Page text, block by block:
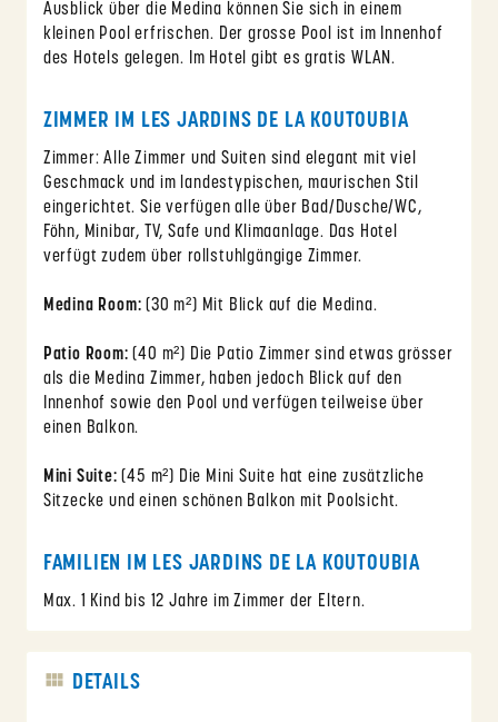
Ausblick über die Medina können Sie sich in einem
kleinen Pool erfrischen. Der grosse Pool ist im Innenhof
des Hotels gelegen. Im Hotel gibt es gratis WLAN.
ZIMMER IM LES JARDINS DE LA KOUTOUBIA
Zimmer: Alle Zimmer und Suiten sind elegant mit viel
Geschmack und im landestypischen, maurischen Stil
eingerichtet. Sie verfügen alle über Bad/Dusche/WC,
Föhn, Minibar, TV, Safe und Klimaanlage. Das Hotel
verfügt zudem über rollstuhlgängige Zimmer.
Medina Room: (30 m²) Mit Blick auf die Medina.
Patio Room: (40 m²) Die Patio Zimmer sind etwas grösser
als die Medina Zimmer, haben jedoch Blick auf den
Innenhof sowie den Pool und verfügen teilweise über
einen Balkon.
Mini Suite: (45 m²) Die Mini Suite hat eine zusätzliche
Sitzecke und einen schönen Balkon mit Poolsicht.
FAMILIEN IM LES JARDINS DE LA KOUTOUBIA
Max. 1 Kind bis 12 Jahre im Zimmer der Eltern.
DETAILS